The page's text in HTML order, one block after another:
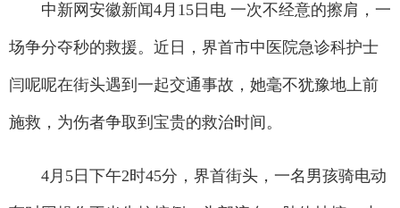
中新网安徽新闻4月15日电 一次不经意的擦肩，一
场争分夺秒的救援。近日，界首市中医院急诊科护士
闫呢呢在街头遇到一起交通事故，她毫不犹豫地上前
施救，为伤者争取到宝贵的救治时间。
4月5日下午2时45分，界首街头，一名男孩骑电动